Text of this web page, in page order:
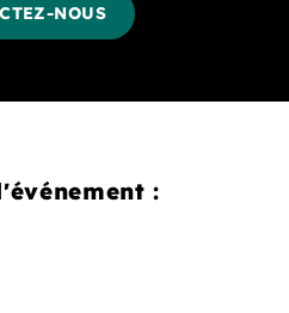
NOUS
: